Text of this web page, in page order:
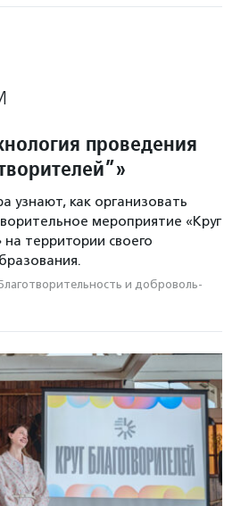
проведения
узнают, как организовать
мероприятие «Круг
территории своего
и доброволь­